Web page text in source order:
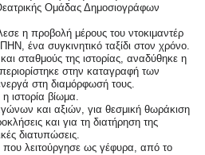
Ομάδας Δημοσιογράφων
η προβολή μέρους του ντοκιμαντέρ
ένα συγκινητικό ταξίδι στον χρόνο.
σταθμούς της ιστορίας, αναδύθηκε η
στην καταγραφή των
στη διαμόρφωσή τους.
ιστορία βίωμα.
και αξιών, για θεσμική θωράκιση
και για τη διατήρηση της
διατυπώσεις.
λειτούργησε ως γέφυρα, από το